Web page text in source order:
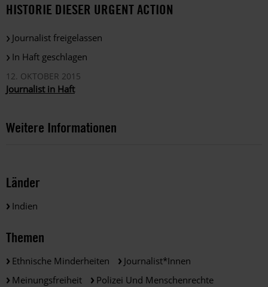
HISTORIE DIESER URGENT ACTION
Journalist freigelassen
In Haft geschlagen
12. OKTOBER 2015
Journalist in Haft
Weitere Informationen
Länder
Indien
Themen
Ethnische Minderheiten
Journalist*innen
Meinungsfreiheit
Polizei Und Menschenrechte